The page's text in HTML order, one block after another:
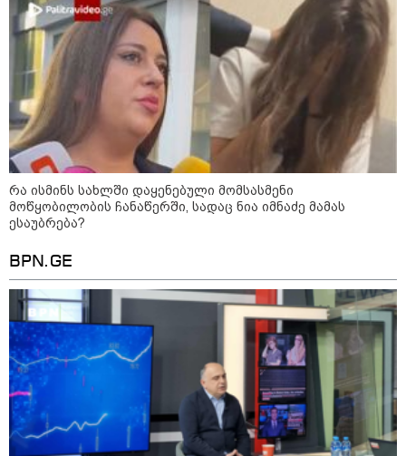
19:05 / 07-08-2026
"2008 წელს საქართველო
გადავარჩინეთ - აი, 2012 წლის
"გამარჯვება" ვინც იზეიმეთ,
სწორედ ეგ იყო ქართული
ისტორიული კატასტროფა და
რაც რუსმა ჯარით ვერ აიღო,
შიდა ღალატით გაინაღდა" -
მიხეილ სააკაშვილი
14:20 / 07-08-2026
"ჩემი აზრით, ენამ გაუსწრო
აზრს და არ არის ეს კარგი,
თუმცა თუ რაიმეში არ მეპარება
13:42 / 07-08-2026
"საქართველო მშვიდი ქვეყანაა,
სტუმართმოყვარე ხალხი ვართ
არავინ შეზღუდული არაა" - კახა
კალაძე
13:27 / 07-08-2026
"სტუმართმოყვარე ხალხი ვართ
რა ისმინს სახლში დაყენებული მომსასმენი
მოწყობილობის ჩანაწერში, სადაც ნია იმნაძე მამას
ესაუბრება?
BPN.GE